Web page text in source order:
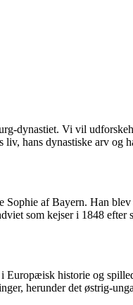
dynastiet. Vi vil
hans dynastiske arv og
af Bayern. Han
som kejser i 1848 efter
historie og
herunder det østrig-